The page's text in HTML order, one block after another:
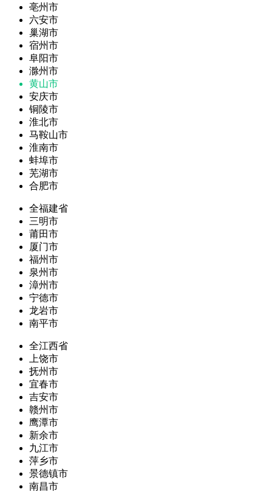
亳州市
六安市
巢湖市
宿州市
阜阳市
滁州市
黄山市
安庆市
铜陵市
淮北市
马鞍山市
淮南市
蚌埠市
芜湖市
合肥市
全福建省
三明市
莆田市
厦门市
福州市
泉州市
漳州市
宁德市
龙岩市
南平市
全江西省
上饶市
抚州市
宜春市
吉安市
赣州市
鹰潭市
新余市
九江市
萍乡市
景德镇市
南昌市